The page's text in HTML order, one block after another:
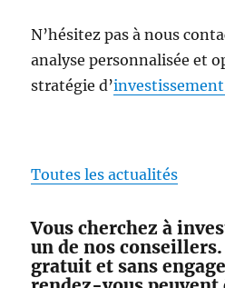
N’hésitez pas à nous
analyse personnalisée et
stratégie d’
Toutes les actualités
Vous cherchez à
un de nos
gratuit et sans